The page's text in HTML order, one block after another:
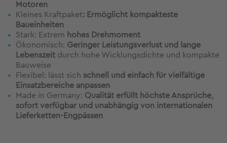
Motoren
Kleines Kraftpaket: Ermöglicht kompakteste
Baueinheiten
Stark: Extrem hohes Drehmoment
Ökonomisch: Geringer Leistungsverlust und lange
Lebenszeit durch hohe Wicklungsdichte und kompakte
Bauweise
Flexibel: lässt sich schnell und einfach für vielfältige
Einsatzbereiche anpassen
Made in Germany: Qualität erfüllt höchste Ansprüche,
sofort verfügbar und unabhängig von internationalen
Lieferketten-Engpässen